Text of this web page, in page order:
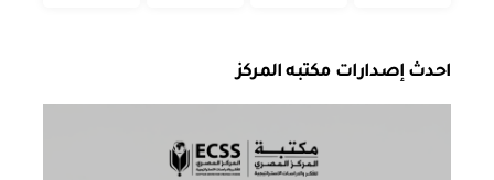
احدث إصدارات مكتبه المركز